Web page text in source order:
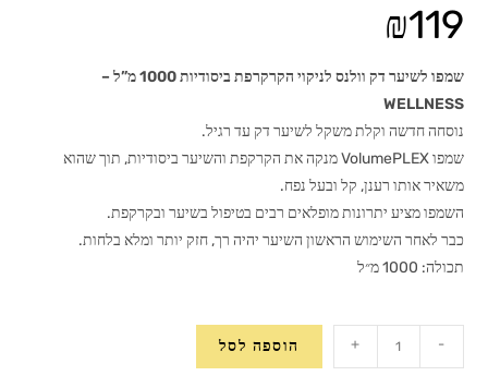
₪119
שמפו לשיער דק וולנס לניקוי הקרקרפת ביסודיות 1000 מ”ל –
WELLNESS
נוסחה חדשה וקלת משקל לשיער דק עד רגיל.
שמפו VolumePLEX מנקה את הקרקפת והשיער ביסודיות, תוך שהוא
משאיר אותו רענן, קל ובעל נפח.
השמפו מציע יתרונות מופלאים רבים בטיפול בשיער ובקרקפת.
כבר לאחר השימוש הראשון השיער יהיה רך, חזק יותר ומלא בלחות.
תכולה: 1000 מ״ל
של
-
+ הוספה לסל